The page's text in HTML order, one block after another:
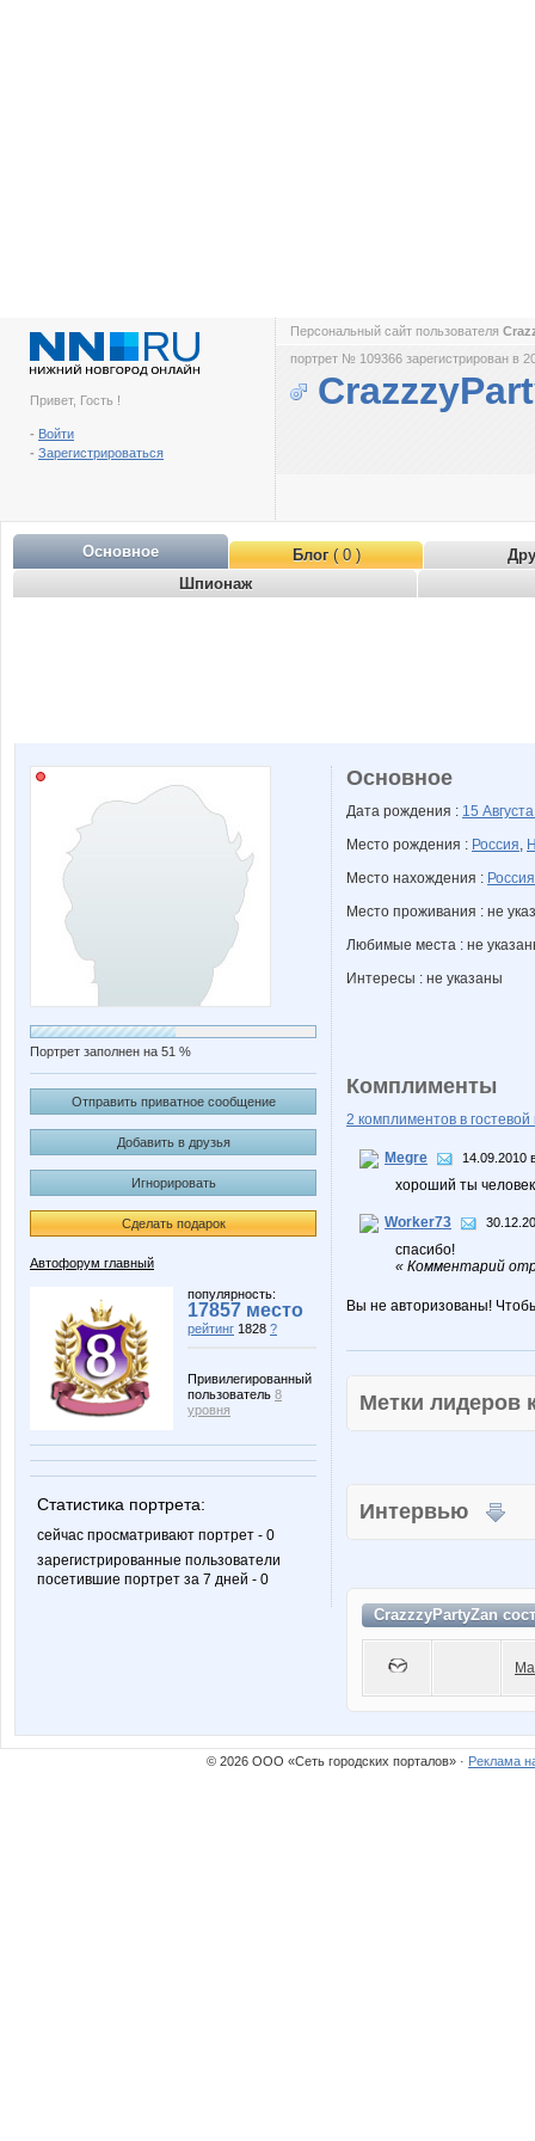
Привет, Гость !
- Войти
- Зарегистрироваться
Персональный сайт пользователя
портрет № 109366 зарегистрирован в
Основное Блог( 0 )
Шпионаж
Портрет заполнен на 51 %
Отправить приватное сообщение
Добавить в друзья
Игнорировать
Сделать подарок
Автофорум главный
популярность:
17857 место
рейтинг 1828 ?
Привилегированный
пользователь 8
уровня
Статистика портрета:
сейчас просматривают портрет - 0
зарегистрированные пользователи
посетившие портрет за 7 дней - 0
Основное
Дата рождения : 15
Место рождения : Россия,
Место нахождения : Россия
Место проживания : не
Любимые места : не
Интересы : не указаны
Комплименты
2 комплиментов в гостевой
Megre 14.09.2010
хороший ты
Worker73
спасибо!
« Комментарий
Вы не авторизованы!
Метки
Интервью
CrazzzyPartyZan
© 2026 ООО «Сеть городских порталов» · Реклама